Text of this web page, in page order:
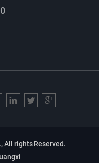
All rights Reserved.